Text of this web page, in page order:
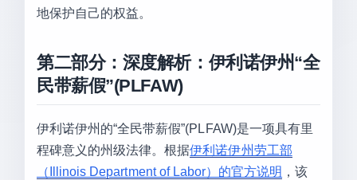
地保护自己的权益。
第二部分：深度解析：伊利诺伊州“全
民带薪假”(PLFAW)
伊利诺伊州的“全民带薪假”(PLFAW)是一项具有里
程碑意义的州级法律。根据伊利诺伊州劳工部
（Illinois Department of Labor）的官方说明 ，该